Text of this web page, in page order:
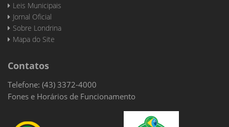
Leis Municipais
Jornal Oficial
Sobre Londrina
Mapa do Site
Contatos
Telefone: (43) 3372-4000
Fones e Horários de Funcionamento